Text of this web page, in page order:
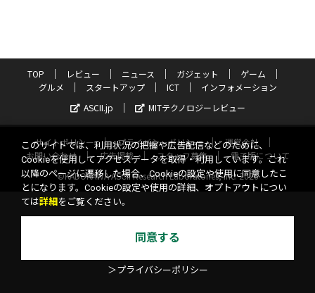
TOP レビュー ニュース ガジェット
ゲーム
グルメ
スタートアップ ICT
インフォメーション
ASCII.jp
MITテクノロジーレビュー
サイトポリシー プライバシーポリシー
運営会社
お問い合わせ
広告掲載 スタッフ募集
電子版について
©KADOKAWA ASCII Research Laboratories, Inc. 2026
このサイトでは、利用状況の把握や広告配信などのために、
Cookieを使用してアクセスデータを取得・利用しています。これ
以降のページに遷移した場合、Cookieの設定や使用に同意したこ
とになります。Cookieの設定や使用の詳細、オプトアウトについ
ては詳細 をご覧ください。
同意する
＞プライバシーポリシー